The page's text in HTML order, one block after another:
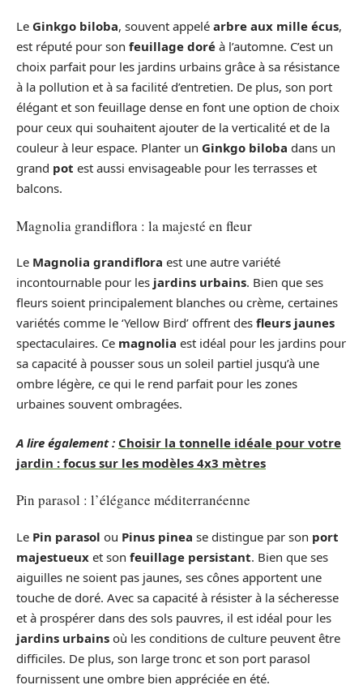
Le Ginkgo biloba, souvent appelé arbre aux mille écus,
est réputé pour son feuillage doré à l’automne. C’est un
choix parfait pour les jardins urbains grâce à sa résistance
à la pollution et à sa facilité d’entretien. De plus, son port
élégant et son feuillage dense en font une option de choix
pour ceux qui souhaitent ajouter de la verticalité et de la
couleur à leur espace. Planter un Ginkgo biloba dans un
grand pot est aussi envisageable pour les terrasses et
balcons.
Magnolia grandiflora : la majesté en fleur
Le Magnolia grandiflora est une autre variété
incontournable pour les jardins urbains. Bien que ses
fleurs soient principalement blanches ou crème, certaines
variétés comme le ‘Yellow Bird’ offrent des fleurs jaunes
spectaculaires. Ce magnolia est idéal pour les jardins pour
sa capacité à pousser sous un soleil partiel jusqu’à une
ombre légère, ce qui le rend parfait pour les zones
urbaines souvent ombragées.
A lire également : Choisir la tonnelle idéale pour votre
jardin : focus sur les modèles 4x3 mètres
Pin parasol : l’élégance méditerranéenne
Le Pin parasol ou Pinus pinea se distingue par son port
majestueux et son feuillage persistant. Bien que ses
aiguilles ne soient pas jaunes, ses cônes apportent une
touche de doré. Avec sa capacité à résister à la sécheresse
et à prospérer dans des sols pauvres, il est idéal pour les
jardins urbains où les conditions de culture peuvent être
difficiles. De plus, son large tronc et son port parasol
fournissent une ombre bien appréciée en été.